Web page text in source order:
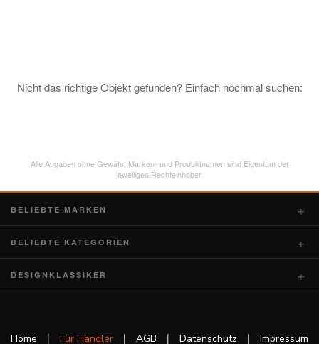
Nicht das richtige Objekt gefunden? Einfach nochmal suchen:
Alle Angaben ohne Gewähr. Marken- und Produktnamen sind Eigentum der
jeweiligen Rechteinhaber.
BELIEBTE MARKEN
BELIEBTE KATEGORIEN
DESIGNKLASSIKER
Home | Für Händler | AGB | Datenschutz | Impressum